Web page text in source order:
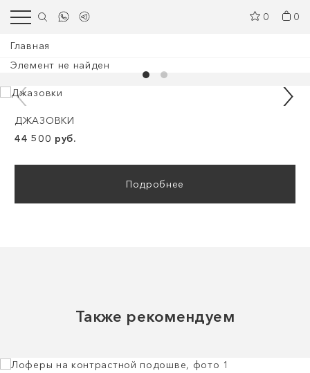
0 0
Главная
Элемент не найден
ДЖАЗОВКИ
44 500 руб.
Подробнее
Также рекомендуем